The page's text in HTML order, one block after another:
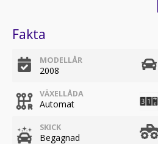
Fakta
MODELLÅR
2008
VÄXELLÅDA
Automat
SKICK
Begagnad